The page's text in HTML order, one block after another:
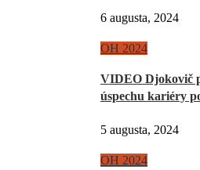
6 augusta, 2024
OH 2024
VIDEO Djokovič
úspechu kariéry
5 augusta, 2024
OH 2024